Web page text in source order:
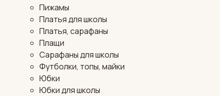
Пижамы
Платья для школы
Платья, сарафаны
Плащи
Сарафаны для школы
Футболки, топы, майки
Юбки
Юбки для школы